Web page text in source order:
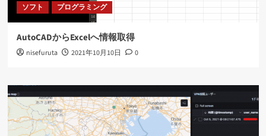
ソフト プログラミング
AutoCADからExcelへ情報取得
nisefuruta 2021年10月10日 0